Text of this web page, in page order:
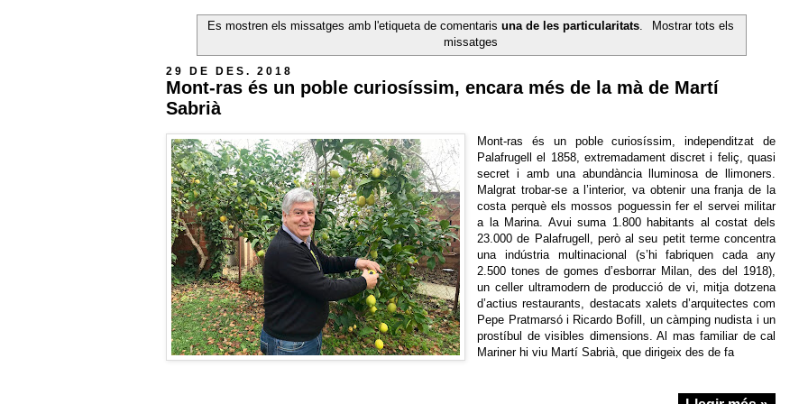
Es mostren els missatges amb l'etiqueta de comentarisuna de les particularitats
Mostrar tots els
missatges
29 DE DES. 2018
Mont-ras és un poble curiosíssim, encara més de la mà de Martí
Sabrià
Mont-ras és un poble curiosíssim, independitzat de
Palafrugell el 1858, extremadament discret i feliç, quasi
secret i amb una abundància lluminosa de llimoners.
Malgrat trobar-se a l’interior, va obtenir una franja de la
costa perquè els mossos poguessin fer el servei militar
a la Marina. Avui suma 1.800 habitants al costat dels
23.000 de Palafrugell, però al seu petit terme concentra
una indústria multinacional (s’hi fabriquen cada any
2.500 tones de gomes d’esborrar Milan, des del 1918),
un celler ultramodern de producció de vi, mitja dotzena
d’actius restaurants, destacats xalets d’arquitectes com
Pepe Pratmarsó i Ricardo Bofill, un càmping nudista i un
prostíbul de visibles dimensions. Al mas familiar de cal
Mariner hi viu Martí Sabrià, que dirigeix des de fa